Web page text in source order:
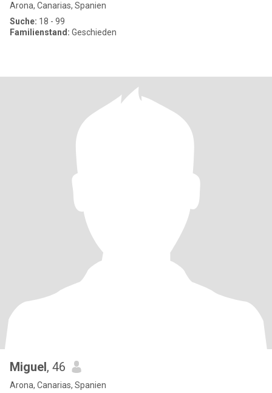
Arona, Canarias, Spanien
Suche: 18 - 99
Familienstand: Geschieden
Miguel, 46
Arona, Canarias, Spanien